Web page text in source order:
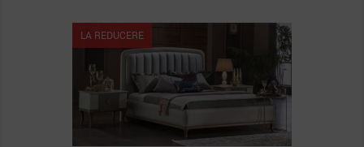
LA REDUCERE